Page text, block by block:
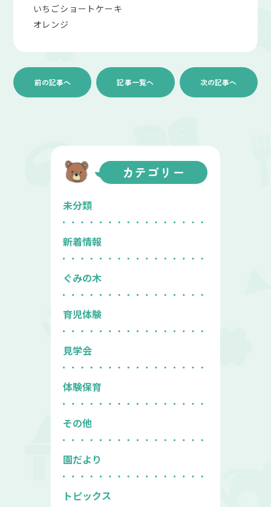
いちごショートケーキ
オレンジ
前の記事へ 記事一覧へ 次の記事へ
カテゴリー
未分類
新着情報
ぐみの木
育児体験
見学会
体験保育
その他
園だより
トピックス